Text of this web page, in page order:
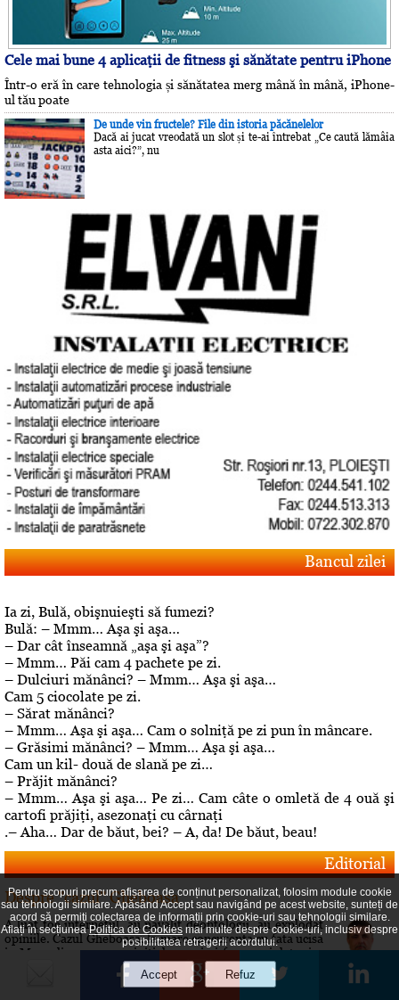
Cele mai bune 4 aplicaţii de fitness şi sănătate pentru iPhone
Într-o eră în care tehnologia și sănătatea merg mână în mână, iPhone-
ul tău poate
De unde vin fructele? File din istoria păcănelelor
Dacă ai jucat vreodată un slot și te-ai întrebat „Ce caută lămâia
asta aici?”, nu
Bancul zilei
Ia zi, Bulă, obişnuieşti să fumezi?
Bulă: – Mmm… Aşa şi aşa…
– Dar cât înseamnă „aşa şi aşa”?
– Mmm… Păi cam 4 pachete pe zi.
– Dulciuri mănânci? – Mmm… Aşa şi aşa…
Cam 5 ciocolate pe zi.
– Sărat mănânci?
– Mmm… Aşa şi aşa… Cam o solniţă pe zi pun în mâncare.
– Grăsimi mănânci? – Mmm… Aşa şi aşa…
Cam un kil- două de slană pe zi…
– Prăjit mănânci?
– Mmm… Aşa şi aşa… Pe zi… Cam câte o omletă de 4 ouă şi
cartofi prăjiţi, asezonaţi cu cârnaţi
.– Aha… Dar de băut, bei? – A, da! De băut, beau!
Editorial
Despre "cazul" Gheboasa
A luat foc internetul, au navalit deontologii, au explodat
opiniile. Cazul Gheboasa, la mare concurenta cu fata ucisa
in Mangalia care avea initial 12 ani si fusese violata, iar
apoi 18 si ucisa de colega de camera In fapt, un produs al
gradului de cultura aferent unor concetateni, domnul cu
Pentru scopuri precum afișarea de conținut personalizat, folosim module cookie
sau tehnologii similare. Apăsând Accept sau navigând pe acest website, sunteți de
acord să permiți colectarea de informații prin cookie-uri sau tehnologii similare.
Aflați în secțiuneaPolitica de Cookies mai multe despre cookie-uri, inclusiv despre
posibilitatea retragerii acordului.